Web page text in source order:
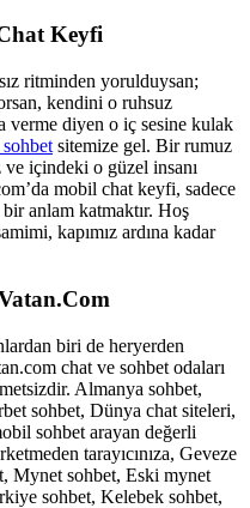
Keyfi
ritminden yorulduysan;
kendini o ruhsuz
verme diyen o iç sesine kulak
sitemize gel. Bir rumuz
ve içindeki o güzel insanı
mobil chat keyfi, sadece
anlam katmaktır. Hoş
kapımız ardına kadar
biri de heryerden
chat ve sohbet odaları
Almanya sohbet,
sohbet, Dünya chat siteleri,
sohbet arayan değerli
tarayıcınıza, Geveze
Mynet sohbet, Eski mynet
sohbet, Kelebek sohbet,